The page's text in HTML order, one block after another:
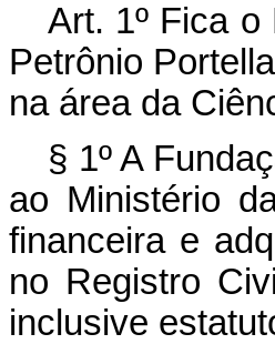
Art. 1º Fica
Petrônio
na área da
§ 1º A
ao Ministério
financeira e
no Registro
inclusive